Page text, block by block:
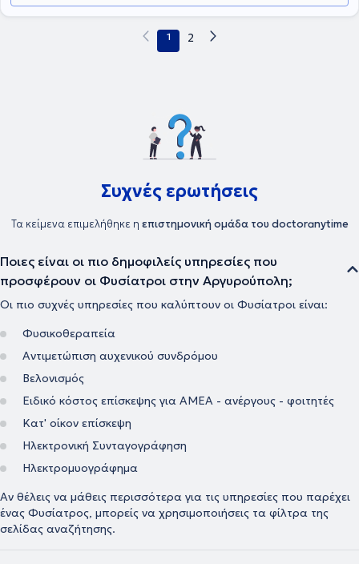
1 2
Συχνές ερωτήσεις
Τα κείμενα επιμελήθηκε η επιστημονική ομάδα του doctoranytime
Ποιες είναι οι πιο δημοφιλείς υπηρεσίες που
προσφέρουν οι Φυσίατροι στην Αργυρούπολη;
Οι πιο συχνές υπηρεσίες που καλύπτουν οι Φυσίατροι είναι:
Φυσικοθεραπεία
Αντιμετώπιση αυχενικού συνδρόμου
Βελονισμός
Ειδικό κόστος επίσκεψης για ΑΜΕΑ - ανέργους - φοιτητές
Κατ' οίκον επίσκεψη
Ηλεκτρονική Συνταγογράφηση
Ηλεκτρομυογράφημα
Αν θέλεις να μάθεις περισσότερα για τις υπηρεσίες που παρέχει
ένας Φυσίατρος, μπορείς να χρησιμοποιήσεις τα φίλτρα της
σελίδας αναζήτησης.